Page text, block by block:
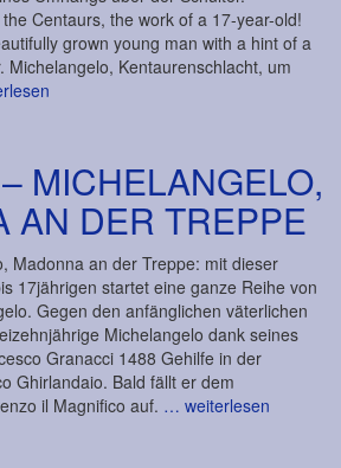
Centaurs, the work of a 17-year-old!
grown young man with a hint of a
Michelangelo, Kentaurenschlacht, um
MICHELANGELO,
AN DER TREPPE
Madonna an der Treppe: mit dieser
17jährigen startet eine ganze Reihe von
Gegen den anfänglichen väterlichen
Michelangelo dank seines
Granacci 1488 Gehilfe in der
Ghirlandaio. Bald fällt er dem
il Magnifico auf. … weiterlesen